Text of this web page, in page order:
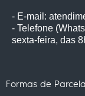
- E-mail:
- Telefone
sexta-feira, das
Formas de